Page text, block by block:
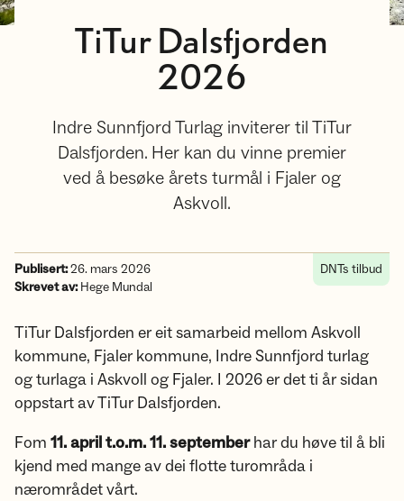
TiTur Dalsfjorden
2026
Indre Sunnfjord Turlag inviterer til TiTur
Dalsfjorden. Her kan du vinne premier
ved å besøke årets turmål i Fjaler og
Askvoll.
Publisert:26. mars 2026
Skrevet av:Hege Mundal
DNTs tilbud
TiTur Dalsfjorden er eit samarbeid mellom Askvoll
kommune, Fjaler kommune, Indre Sunnfjord turlag
og turlaga i Askvoll og Fjaler. I 2026 er det ti år sidan
oppstart av TiTur Dalsfjorden.
Fom 11. april t.o.m. 11. septemberhar du høve til å bli
kjend med mange av dei flotte turområda i
nærområdet vårt.